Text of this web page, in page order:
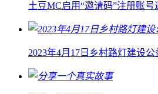
土豆MC启用“邀请码”注册账号
2023年4月17日乡村路灯建设